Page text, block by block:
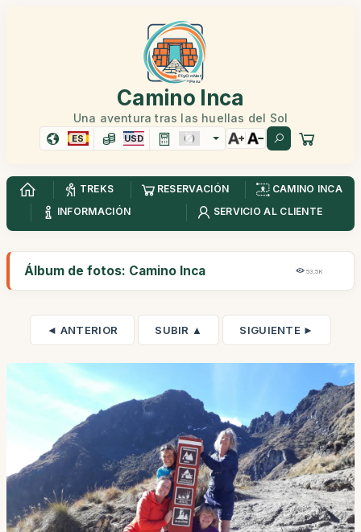
Camino Inca
Una aventura tras las huellas del Sol
ES USD
TREKS RESERVACIÓN
CAMINO INCA
INFORMACIÓN
SERVICIO AL CLIENTE
Álbum de fotos: Camino Inca 53,5K
◄ ANTERIOR SUBIR ▲ SIGUIENTE ►